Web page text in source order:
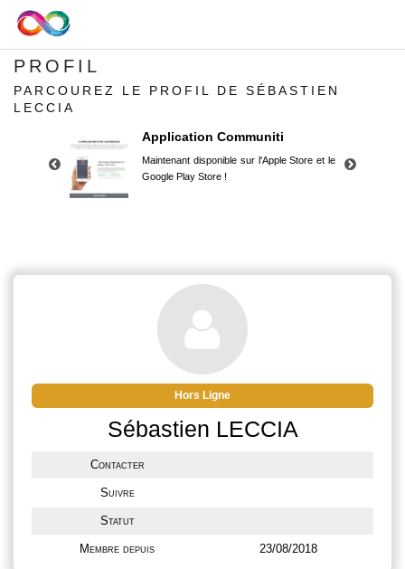
PROFIL
PARCOUREZ LE PROFIL DE SÉBASTIEN
LECCIA
Application Communiti
Maintenant disponible sur l'Apple Store et le
Google Play Store !
Google Play Store !
Hors Ligne
Sébastien LECCIA
Contacter
Suivre
Statut
Membre depuis 23/08/2018